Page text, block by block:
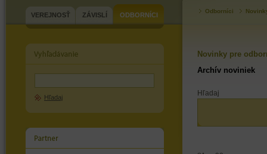
VEREJNOSŤ ZÁVISLÍ ODBORNÍCI
Hľadaj
Odborníci
Novinky pre
Archív noviniek
Hľadaj